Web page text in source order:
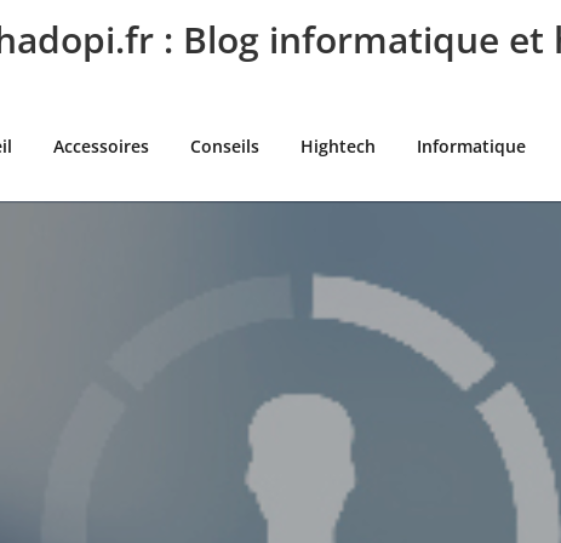
: Blog informatique et
Accessoires Conseils Hightech Informatique